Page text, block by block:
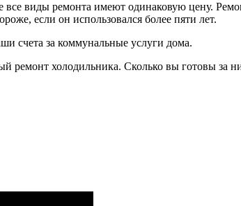
все виды ремонта имеют одинаковую цену.
если он использовался более пяти лет.
счета за коммунальные услуги дома.
ремонт холодильника. Сколько вы готовы за